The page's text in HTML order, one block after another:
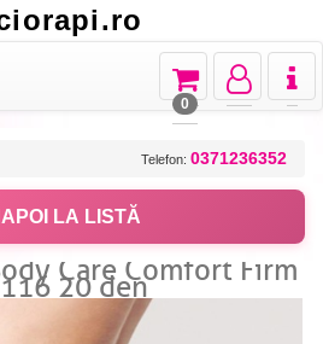
Toggle
Toggle
navigation
Toggle
navigation
0
Telefon: 0371236352
LA LISTĂ
Care Comfort Firm
20 den